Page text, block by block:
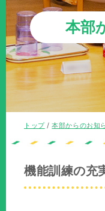
本部
現
置：
トップ/本部からのお知
機能訓練の充